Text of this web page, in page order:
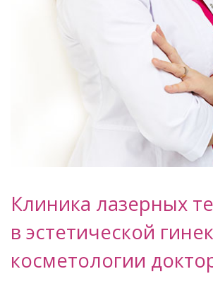
Клиника лазерных
в эстетической
косметологии